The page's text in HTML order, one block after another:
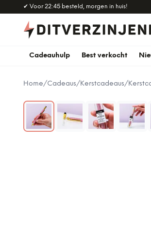
Naar hoofdinhoud
✔ Voor 22:45 besteld, morgen in huis!
Cadeauhulp Best verkocht
Home/Cadeaus/Kerstcadeaus/